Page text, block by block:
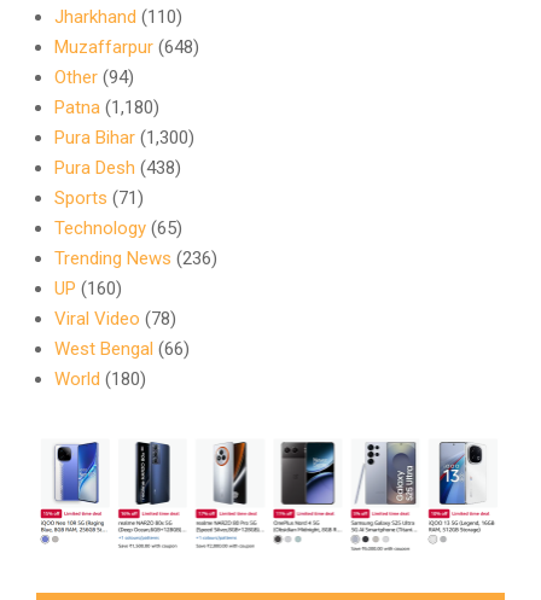
Jharkhand (110)
Muzaffarpur (648)
Other (94)
Patna (1,180)
Pura Bihar (1,300)
Pura Desh (438)
Sports (71)
Technology (65)
Trending News (236)
UP (160)
Viral Video (78)
West Bengal (66)
World (180)